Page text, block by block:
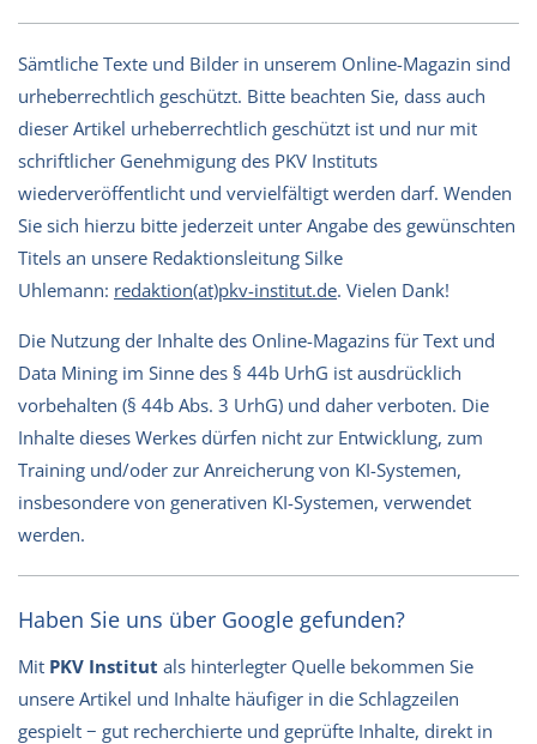
Sämtliche Texte und Bilder in unserem Online-Magazin sind
urheberrechtlich geschützt. Bitte beachten Sie, dass auch
dieser Artikel urheberrechtlich geschützt ist und nur mit
schriftlicher Genehmigung des PKV Instituts
wiederveröffentlicht und vervielfältigt werden darf. Wenden
Sie sich hierzu bitte jederzeit unter Angabe des gewünschten
Titels an unsere Redaktionsleitung Silke
Uhlemann: redaktion(at)pkv-institut.de. Vielen Dank!
Die Nutzung der Inhalte des Online-Magazins für Text und
Data Mining im Sinne des § 44b UrhG ist ausdrücklich
vorbehalten (§ 44b Abs. 3 UrhG) und daher verboten. Die
Inhalte dieses Werkes dürfen nicht zur Entwicklung, zum
Training und/oder zur Anreicherung von KI-Systemen,
insbesondere von generativen KI-Systemen, verwendet
werden.
Haben Sie uns über Google gefunden?
Mit PKV Institut als hinterlegter Quelle bekommen Sie
unsere Artikel und Inhalte häufiger in die Schlagzeilen
gespielt − gut recherchierte und geprüfte Inhalte, direkt in